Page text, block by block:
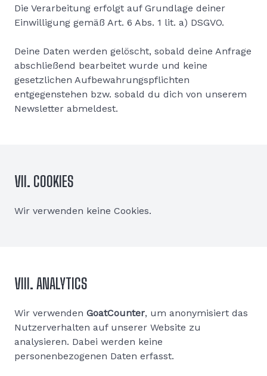
Die Verarbeitung erfolgt auf Grundlage deiner
Einwilligung gemäß Art. 6 Abs. 1 lit. a) DSGVO.
Deine Daten werden gelöscht, sobald deine Anfrage
abschließend bearbeitet wurde und keine
gesetzlichen Aufbewahrungspflichten
entgegenstehen bzw. sobald du dich von unserem
Newsletter abmeldest.
VII. COOKIES
Wir verwenden keine Cookies.
VIII. ANALYTICS
Wir verwenden GoatCounter, um anonymisiert das
Nutzerverhalten auf unserer Website zu
analysieren. Dabei werden keine
personenbezogenen Daten erfasst.